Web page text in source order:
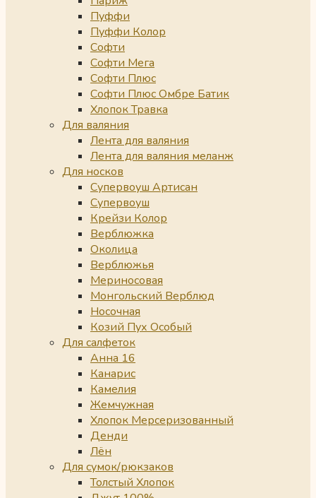
Пуффи
Пуффи Колор
Софти
Софти Мега
Софти Плюс
Софти Плюс Омбре Батик
Хлопок Травка
Для валяния
Лента для валяния
Лента для валяния меланж
Для носков
Супервоуш Артисан
Супервоуш
Крейзи Колор
Верблюжка
Околица
Верблюжья
Мериносовая
Монгольский Верблюд
Носочная
Козий Пух Особый
Для салфеток
Анна 16
Канарис
Камелия
Жемчужная
Хлопок Мерсеризованный
Денди
Лён
Для сумок/рюкзаков
Толстый Хлопок